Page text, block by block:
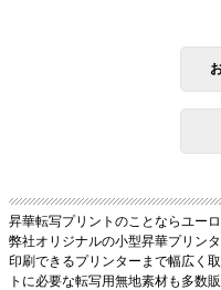
昇華転写プリントのことならユー
弊社オリジナルの小型昇華プリン
印刷できるプリンターまで幅広く
トに必要な転写用無地素材も多数販